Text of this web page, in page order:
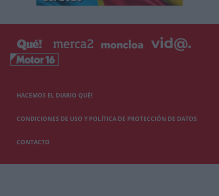
HACEMOS EL DIARIO QUÉ!
CONDICIONES DE USO Y POLÍTICA DE PROTECCIÓN DE DATOS
CONTACTO